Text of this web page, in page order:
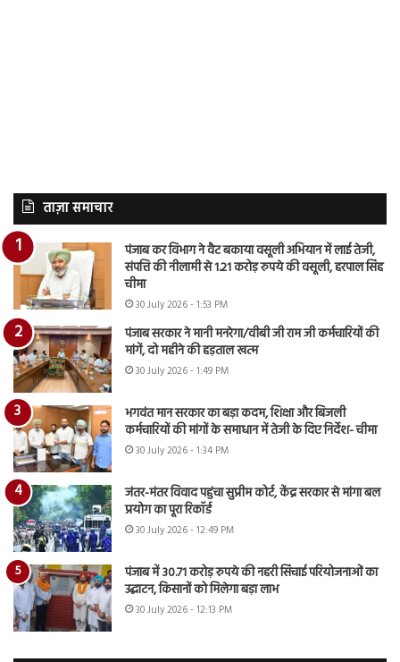
ताज़ा समाचार
पंजाब कर विभाग ने वैट बकाया वसूली अभियान में लाई तेजी,
संपत्ति की नीलामी से 1.21 करोड़ रुपये की वसूली, हरपाल सिंह
चीमा
30 July 2026 - 1:53 PM
पंजाब सरकार ने मानी मनरेगा/वीबी जी राम जी कर्मचारियों की
मांगें, दो महीने की हड़ताल खत्म
30 July 2026 - 1:49 PM
भगवंत मान सरकार का बड़ा कदम, शिक्षा और बिजली
कर्मचारियों की मांगों के समाधान में तेजी के दिए निर्देश- चीमा
30 July 2026 - 1:34 PM
जंतर-मंतर विवाद पहुंचा सुप्रीम कोर्ट, केंद्र सरकार से मांगा बल
प्रयोग का पूरा रिकॉर्ड
30 July 2026 - 12:49 PM
पंजाब में 30.71 करोड़ रुपये की नहरी सिंचाई परियोजनाओं का
उद्घाटन, किसानों को मिलेगा बड़ा लाभ
30 July 2026 - 12:13 PM